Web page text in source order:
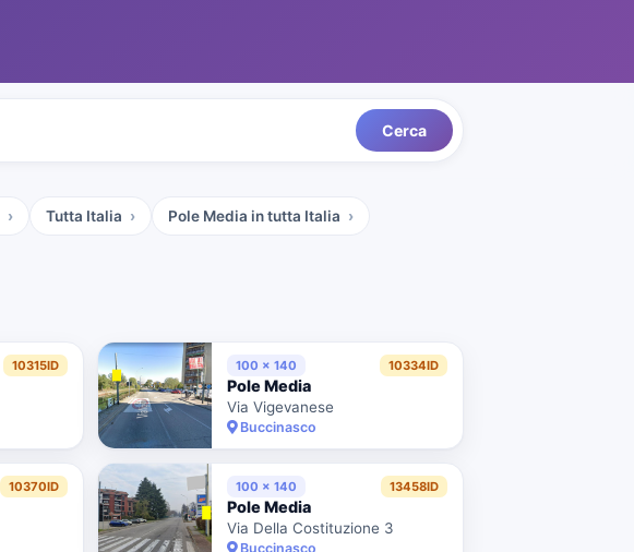
Cerca
Tutta Italia Pole Media in tutta Italia
10315ID 100 x 140 10334ID
Pole Media
Via Vigevanese
Buccinasco
10370ID 100 x 140 13458ID
Pole Media
Via Della Costituzione 3
Buccinasco